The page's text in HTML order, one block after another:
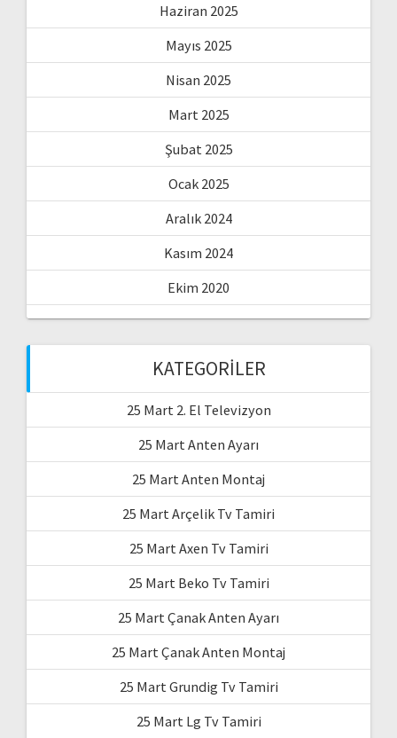
Haziran 2025
Mayıs 2025
Nisan 2025
Mart 2025
Şubat 2025
Ocak 2025
Aralık 2024
Kasım 2024
Ekim 2020
KATEGORILER
25 Mart 2. El Televizyon
25 Mart Anten Ayarı
25 Mart Anten Montaj
25 Mart Arçelik Tv Tamiri
25 Mart Axen Tv Tamiri
25 Mart Beko Tv Tamiri
25 Mart Çanak Anten Ayarı
25 Mart Çanak Anten Montaj
25 Mart Grundig Tv Tamiri
25 Mart Lg Tv Tamiri